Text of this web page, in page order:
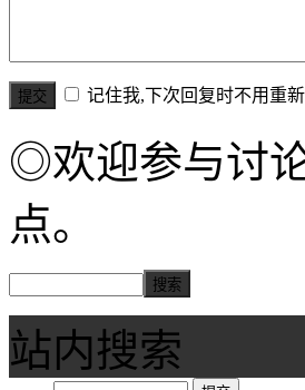
记住我,下次回复时不用重
◎欢迎参与讨
点。
站内搜索